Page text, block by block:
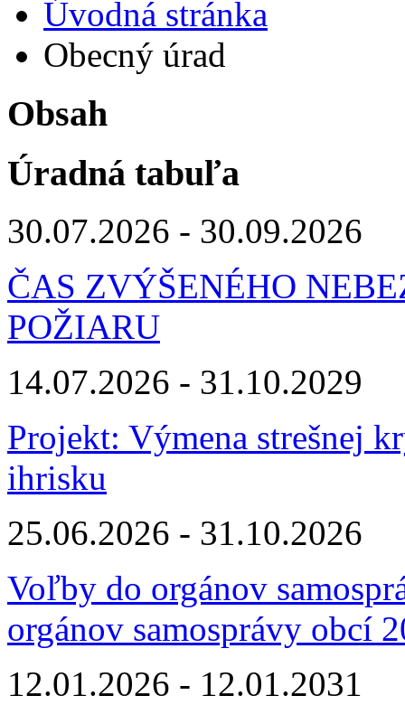
Úvodná stránka
Obecný úrad
Obsah
Úradná tabuľa
30.07.2026 - 30.09.2026
ČAS ZVÝŠENÉHO
POŽIARU
14.07.2026 - 31.10.2029
Projekt: Výmena strešnej
ihrisku
25.06.2026 - 31.10.2026
Voľby do orgánov
orgánov samosprávy obcí
12.01.2026 - 12.01.2031